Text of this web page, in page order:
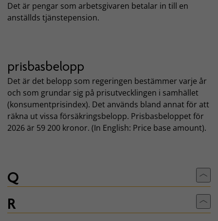
Det är pengar som arbetsgivaren betalar in till en
anställds tjänstepension.
prisbasbelopp
Det är det belopp som regeringen bestämmer varje år
och som grundar sig på prisutvecklingen i samhället
(konsumentprisindex). Det används bland annat för att
räkna ut vissa försäkringsbelopp. Prisbasbeloppet för
2026 är 59 200 kronor. (In English: Price base amount).
Q Till
R Till